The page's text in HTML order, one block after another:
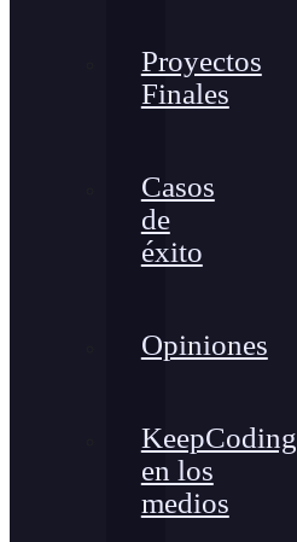
Proyectos
Finales
Casos
de
éxito
Opiniones
KeepCoding
en los
medios